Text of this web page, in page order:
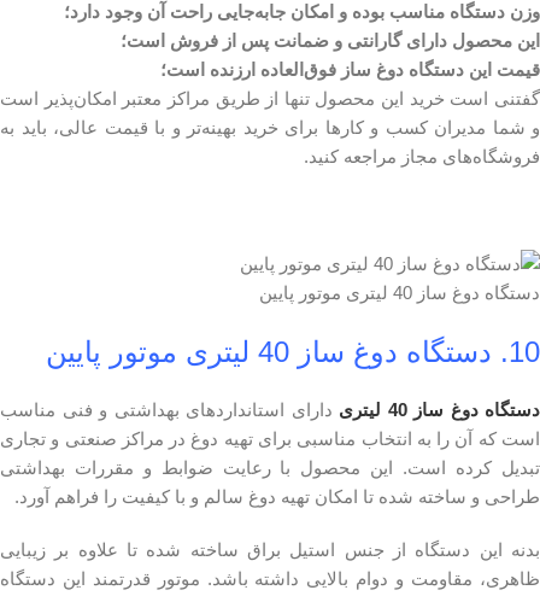
وزن دستگاه مناسب بوده و امکان جابه‌جایی راحت آن وجود دارد؛
این محصول دارای گارانتی و ضمانت پس از فروش است؛
قیمت این دستگاه دوغ ساز فوق‌العاده ارزنده است؛
گفتنی است خرید این محصول تنها از طریق مراکز معتبر امکان‌پذیر است
و شما مدیران کسب و کارها برای خرید بهینه‌تر و با قیمت عالی، باید به
فروشگاه‌های مجاز مراجعه کنید.
دستگاه دوغ ساز 40 لیتری موتور پایین
10. دستگاه دوغ ساز 40 لیتری موتور پایین
دستگاه دوغ ساز 40 لیتری
دارای استانداردهای بهداشتی و فنی مناسب
است که آن را به انتخاب مناسبی برای تهیه دوغ در مراکز صنعتی و تجاری
تبدیل کرده است. این محصول با رعایت ضوابط و مقررات بهداشتی
طراحی و ساخته شده تا امکان تهیه دوغ سالم و با کیفیت را فراهم آورد.
بدنه این دستگاه از جنس استیل براق ساخته شده تا علاوه بر زیبایی
ظاهری، مقاومت و دوام بالایی داشته باشد. موتور قدرتمند این دستگاه